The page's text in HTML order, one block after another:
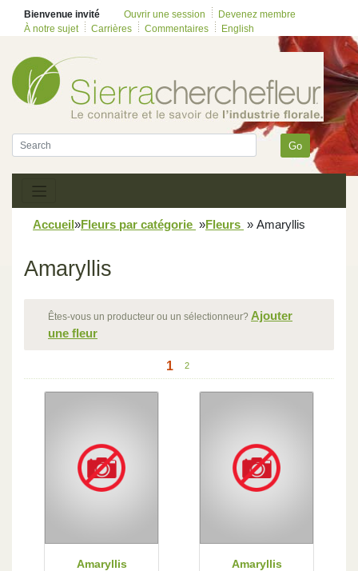
Bienvenue invité Ouvrir une session
Devenez membre
À notre sujet
Carrières Commentaires English
Go
Accueil»Fleurs par catégorie »Fleurs » Amaryllis
Amaryllis
Êtes-vous un producteur ou un sélectionneur? Ajouter
une fleur
1 2
Amaryllis
Amaryllis